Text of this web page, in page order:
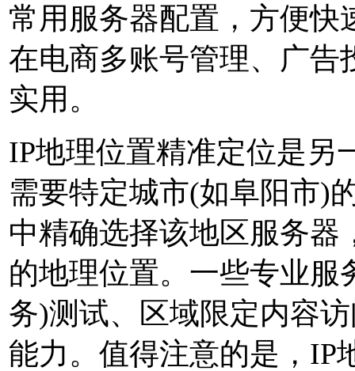
常用服务器配置，方便快
在电商多账号管理、广告
实用。
IP地理位置精准定位是另
需要特定城市(如阜阳市)
中精确选择该地区服务器
的地理位置。一些专业服
务)测试、区域限定内容
能力。值得注意的是，IP